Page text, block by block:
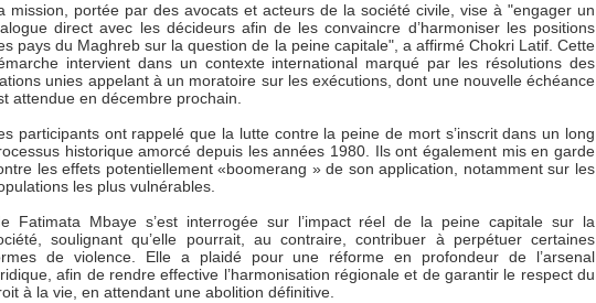
mission, portée par des avocats et acteurs de la société civile, vise à "engager un
direct avec les décideurs afin de les convaincre d’harmoniser les positions
pays du Maghreb sur la question de la peine capitale", a affirmé Chokri Latif. Cette
intervient dans un contexte international marqué par les résolutions des
unies appelant à un moratoire sur les exécutions, dont une nouvelle échéance
attendue en décembre prochain.
participants ont rappelé que la lutte contre la peine de mort s’inscrit dans un long
historique amorcé depuis les années 1980. Ils ont également mis en garde
les effets potentiellement «boomerang » de son application, notamment sur les
les plus vulnérables.
Fatimata Mbaye s’est interrogée sur l’impact réel de la peine capitale sur la
soulignant qu’elle pourrait, au contraire, contribuer à perpétuer certaines
de violence. Elle a plaidé pour une réforme en profondeur de l’arsenal
afin de rendre effective l’harmonisation régionale et de garantir le respect du
à la vie, en attendant une abolition définitive.